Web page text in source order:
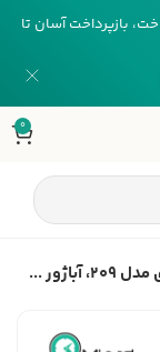
بازپرداخت آسان تا
0
آباژور ...